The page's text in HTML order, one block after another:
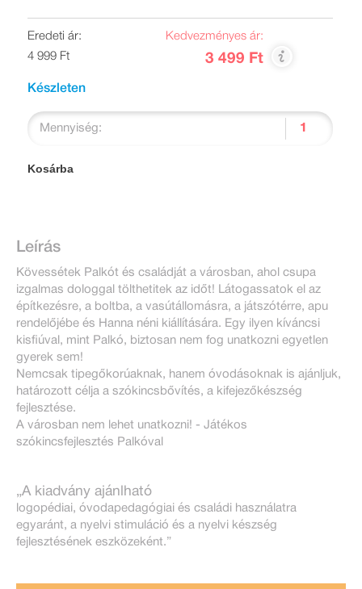
Eredeti ár:
4 999 Ft
Kedvezményes ár:
3 499 Ft
Készleten
Mennyiség:
Kosárba
Leírás
Kövessétek Palkót és családját a városban, ahol csupa
izgalmas dologgal tölthetitek az időt! Látogassatok el az
építkezésre, a boltba, a vasútállomásra, a játszótérre, apu
rendelőjébe és Hanna néni kiállítására. Egy ilyen kíváncsi
kisfiúval, mint Palkó, biztosan nem fog unatkozni egyetlen
gyerek sem!
Nemcsak tipegőkorúaknak, hanem óvodásoknak is ajánljuk,
határozott célja a szókincsbővítés, a kifejezőkészség
fejlesztése.
A városban nem lehet unatkozni! - Játékos
szókincsfejlesztés Palkóval
„A kiadvány ajánlható
logopédiai, óvodapedagógiai és családi használatra
egyaránt, a nyelvi stimuláció és a nyelvi készség
fejlesztésének eszközeként.”